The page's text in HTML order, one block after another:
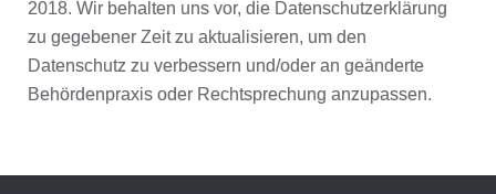
2018. Wir behalten uns vor, die Datenschutzerklärung
zu gegebener Zeit zu aktualisieren, um den
Datenschutz zu verbessern und/oder an geänderte
Behördenpraxis oder Rechtsprechung anzupassen.